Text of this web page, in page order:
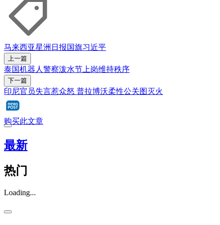
马来西亚星洲日报国旗习近平
上一篇
泰国机器人警察泼水节上岗维持秩序
下一篇
印尼官员失言惹众怒 普拉博沃柔性公关图灭火
购买此文章
最新
热门
Loading...